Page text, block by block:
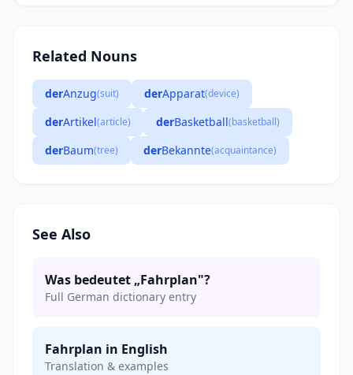
Related Nouns
derAnzug(suit) derApparat(device)
derArtikel(article) derBasketball(basketball)
derBaum(tree) derBekannte(acquaintance)
See Also
Was bedeutet „Fahrplan"?
Full German dictionary entry
Fahrplan in English
Translation & examples